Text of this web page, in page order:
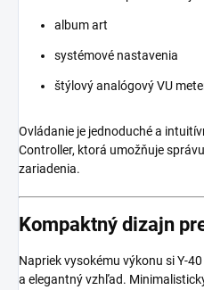
album art
systémové nastavenia
štýlový analógový VU
Ovládanie je jednoduché a
Controller, ktorá umožňuje
zariadenia.
Kompaktný dizajn
Napriek vysokému výkonu si Y-
a elegantný vzhľad.